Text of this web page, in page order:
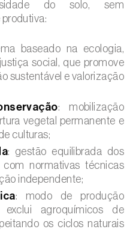
do solo, sem
baseado na ecologia,
social, que promove
sustentável e valorização
: mobilização
vegetal permanente e
culturas;
: gestão equilibrada dos
normativas técnicas
independente;
: modo de produção
exclui agroquímicos de
os ciclos naturais